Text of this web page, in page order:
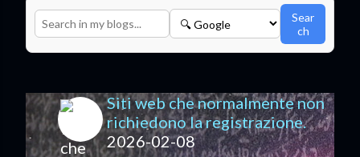
Sear
ch
Siti web che normalmente non
richiedono la registrazione.
2026-02-08